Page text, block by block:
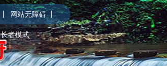
网站无障碍
长者模式